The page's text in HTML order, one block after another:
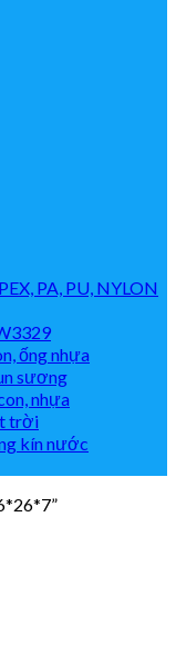
PA, PU, NYLON
ống nhựa
sương
nhựa
trời
kín nước